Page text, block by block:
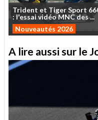
Trident et TigerSport
: l'essaividéoMNCdes...
Nouveautés 2026
A lire aussi sur le